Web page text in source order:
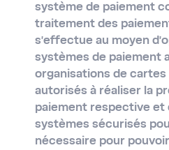
système de paiement
traitement des
s'effectue au moyen
systèmes de paiement
organisations de cartes
autorisés à réaliser la
paiement respective et
systèmes sécurisés
nécessaire pour